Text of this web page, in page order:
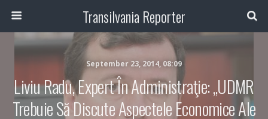
Transilvania Reporter
September 23, 2014, 08:09
Liviu Radu, Expert În Administraţie: „UDMR
Trebuie Să Discute Aspectele Economice Ale